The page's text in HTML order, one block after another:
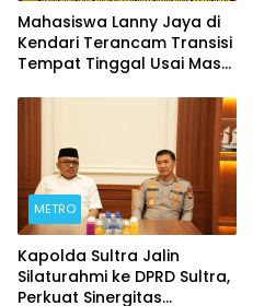
Mahasiswa Lanny Jaya di
Kendari Terancam Transisi
Tempat Tinggal Usai Masa
METRO
Kapolda Sultra Jalin
Silaturahmi ke DPRD Sultra,
Perkuat Sinergitas